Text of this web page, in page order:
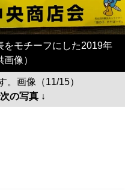
をモチーフにした2019年
像）
。画像（11/15）
の写真 ↓